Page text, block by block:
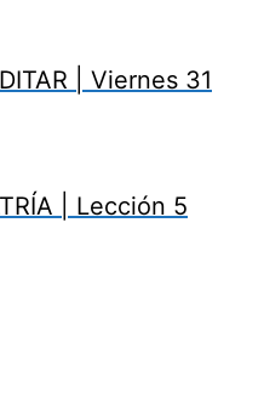
| Viernes 31
| Lección 5